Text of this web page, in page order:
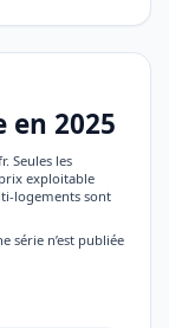
en 2025
Seules les
exploitable
logements sont
série n’est publiée